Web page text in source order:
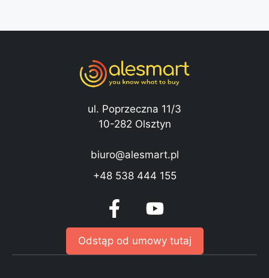
ul. Poprzeczna 11/3
10-282 Olsztyn
biuro@alesmart.pl
+48 538 444 155
Odstąp od umowy tutaj